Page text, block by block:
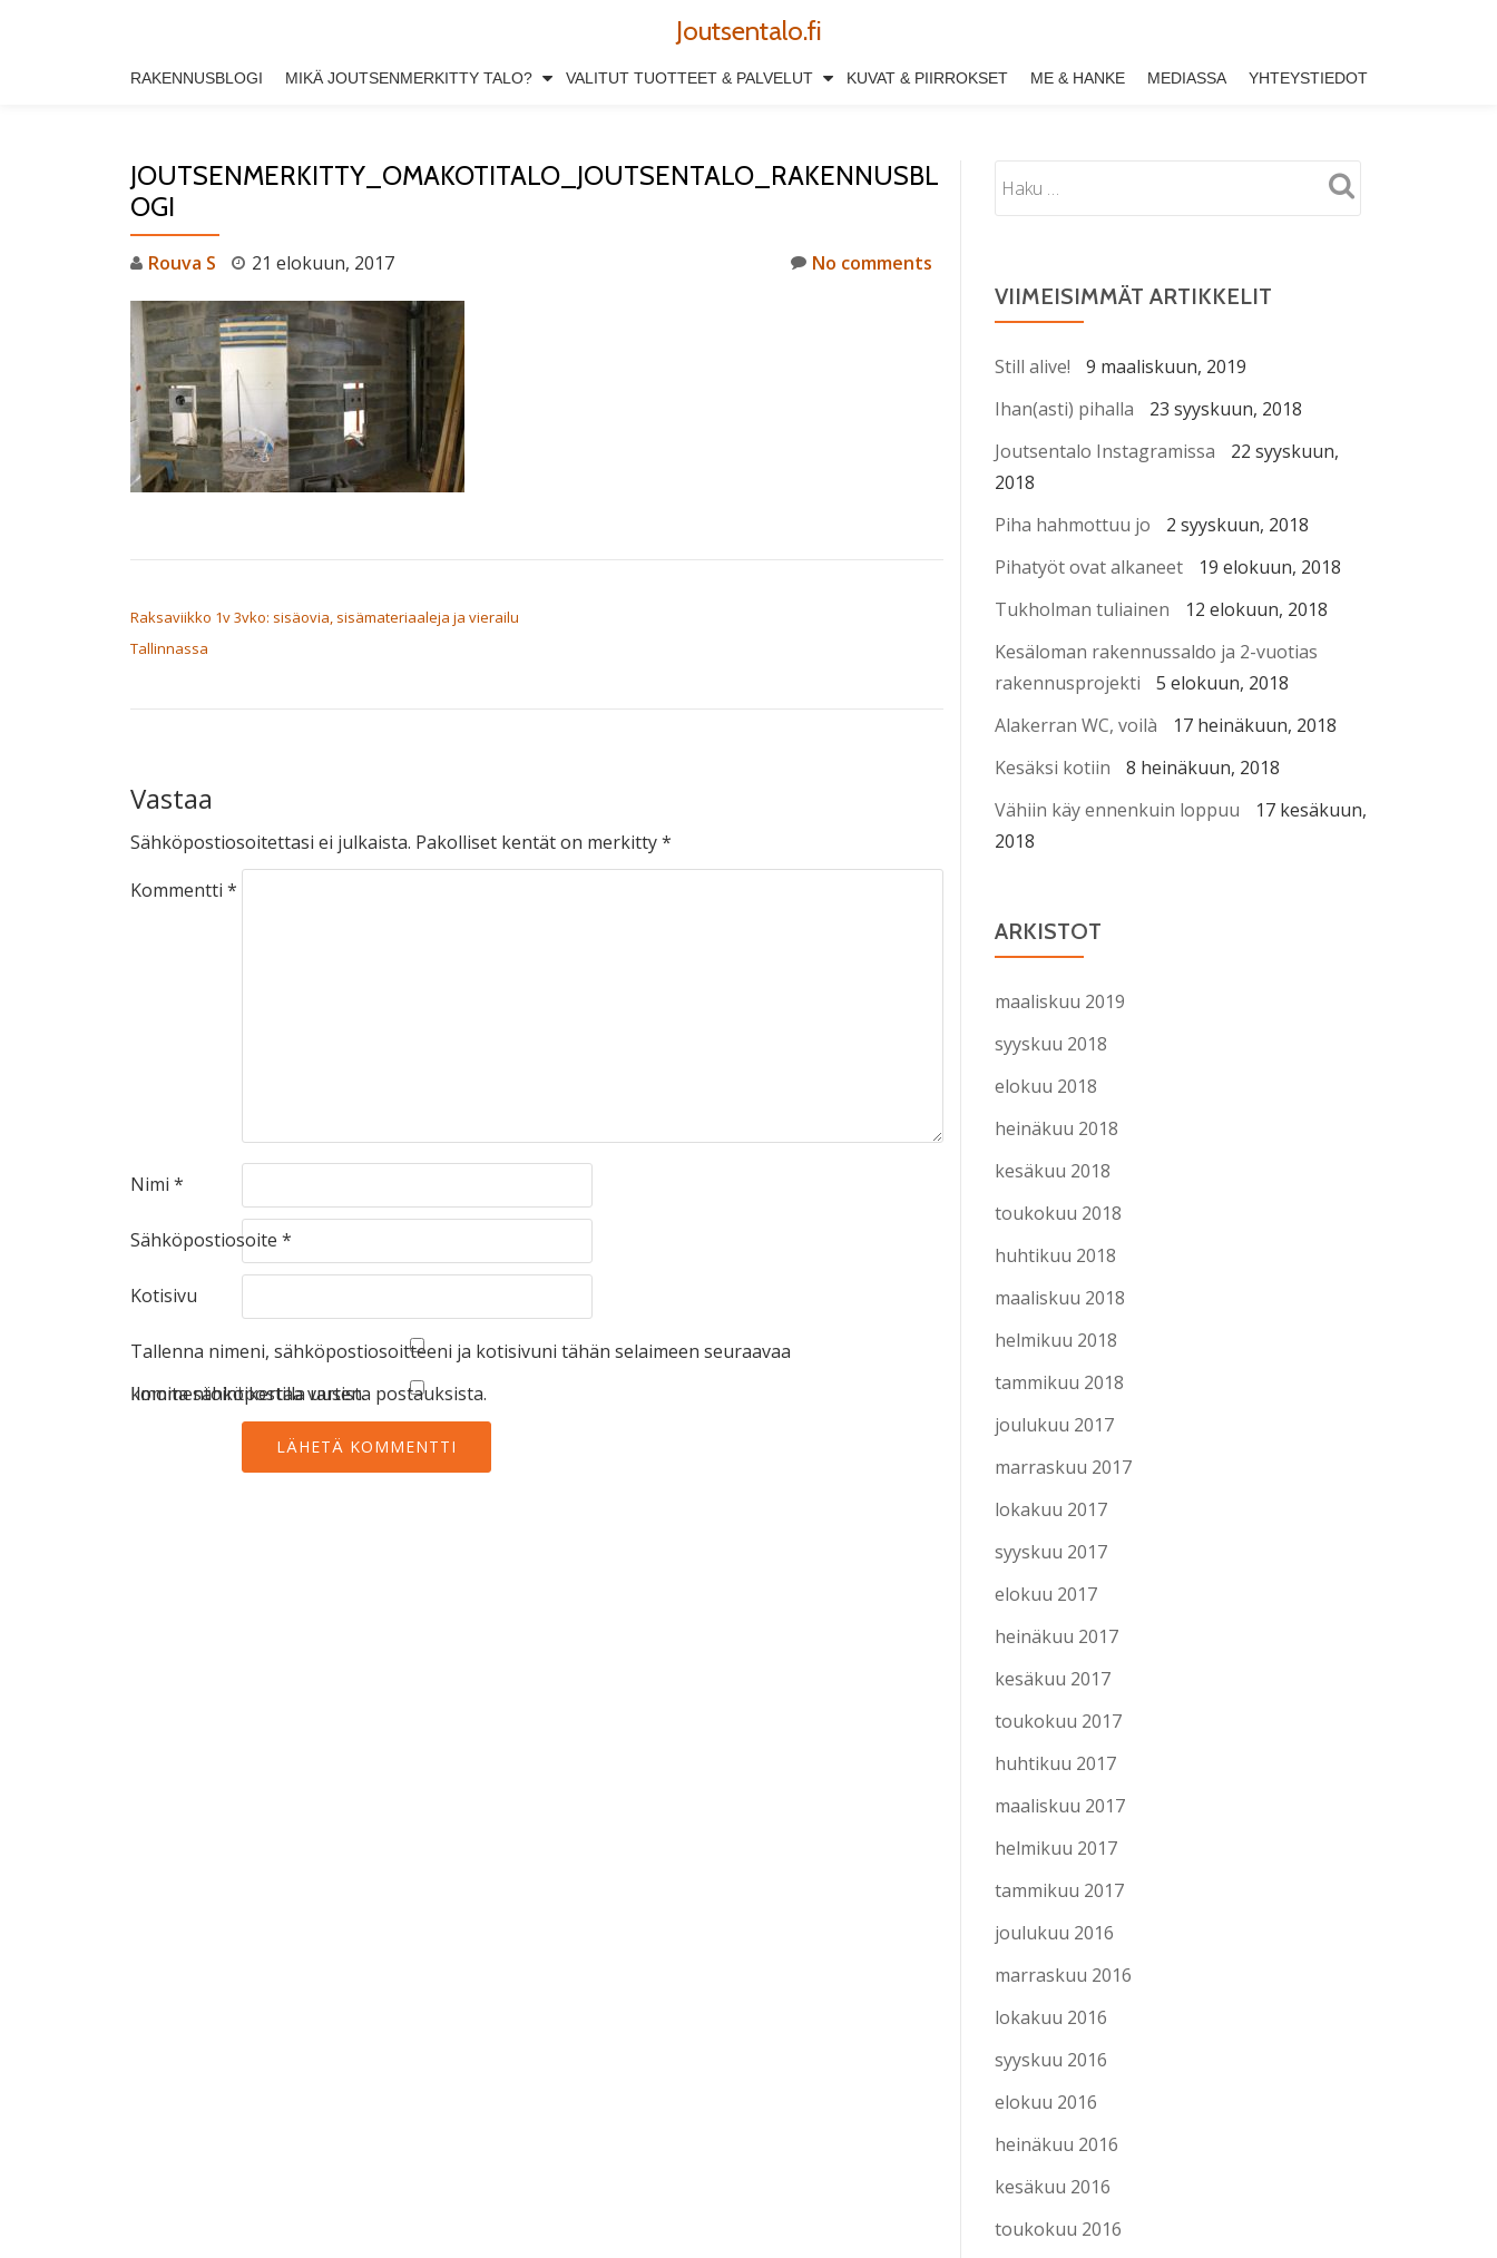
Joutsentalo.fi
RAKENNUSBLOGI MIKÄ JOUTSENMERKITTY TALO? VALITUT TUOTTEET & PALVELUT KUVAT & PIIRROKSET ME & HANKE MEDIASSA YHTEYSTIEDOT
JOUTSENMERKITTY_OMAKOTITALO_JOUTSENTALO_RAKENNUSBL
OGI
Rouva S 21 elokuun, 2017 No comments
Raksaviikko 1v 3vko: sisäovia, sisämateriaaleja ja vierailu
Tallinnassa
Vastaa
Sähköpostiosoitettasi ei julkaista. Pakolliset kentät on merkitty*
Kommentti *
Nimi *
Sähköpostiosoite *
Kotisivu
Tallenna nimeni, sähköpostiosoitteeni ja kotisivuni tähän selaimeen seuraavaa
kommentointikertaa varten.
Ilmoita sähköpostilla uusista postauksista.
VIIMEISIMMÄT ARTIKKELIT
Still alive!
9 maaliskuun, 2019
Ihan(asti) pihalla
23 syyskuun, 2018
Joutsentalo Instagramissa
22 syyskuun,
2018
Piha hahmottuu jo
2 syyskuun, 2018
Pihatyöt ovat alkaneet
19 elokuun, 2018
Tukholman tuliainen
12 elokuun, 2018
Kesäloman rakennussaldo ja 2-vuotias
rakennusprojekti
5 elokuun, 2018
Alakerran WC, voilà
17 heinäkuun, 2018
Kesäksi kotiin
8 heinäkuun, 2018
Vähiin käy ennenkuin loppuu
17 kesäkuun,
2018
ARKISTOT
maaliskuu 2019
syyskuu 2018
elokuu 2018
heinäkuu 2018
kesäkuu 2018
toukokuu 2018
huhtikuu 2018
maaliskuu 2018
helmikuu 2018
tammikuu 2018
joulukuu 2017
marraskuu 2017
lokakuu 2017
syyskuu 2017
elokuu 2017
heinäkuu 2017
kesäkuu 2017
toukokuu 2017
huhtikuu 2017
maaliskuu 2017
helmikuu 2017
tammikuu 2017
joulukuu 2016
marraskuu 2016
lokakuu 2016
syyskuu 2016
elokuu 2016
heinäkuu 2016
kesäkuu 2016
toukokuu 2016